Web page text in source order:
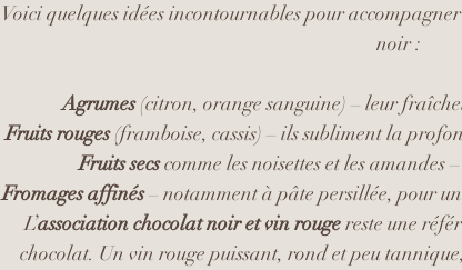
Voici quelques idées incontournables pour
noir :
Agrumes (citron, orange sanguine) – leur
Fruits rouges (framboise, cassis) – ils subliment la
Fruits secs comme les noisettes et les
Fromages affinés – notamment à pâte persillée, pour
L’association chocolat noir et vin rouge reste une
chocolat. Un vin rouge puissant, rond et peu